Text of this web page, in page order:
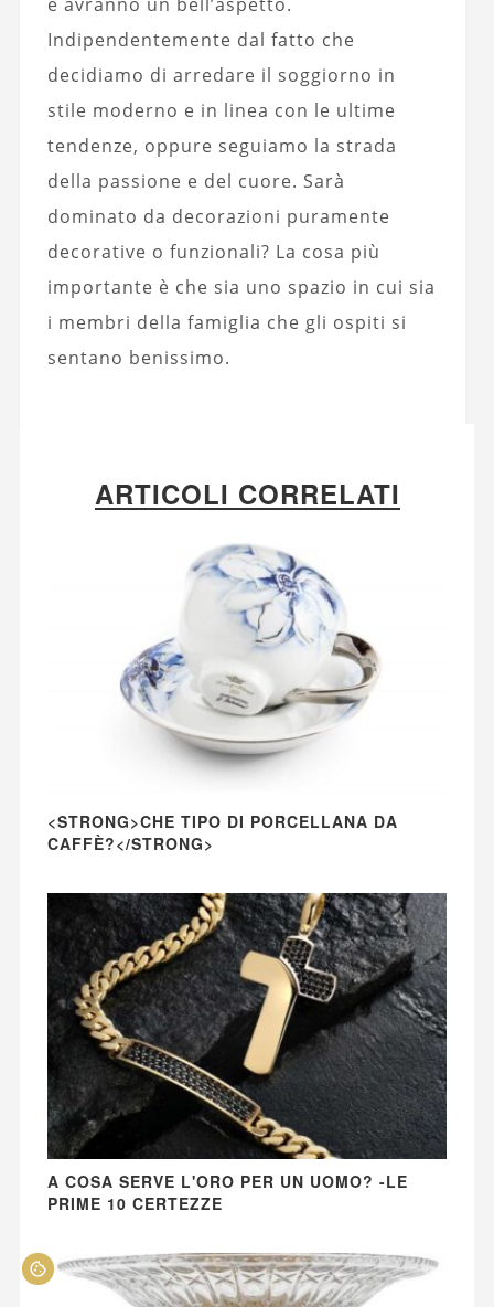
Indipendentemente dal fatto che
decidiamo di arredare il soggiorno in
stile moderno e in linea con le ultime
tendenze, oppure seguiamo la strada
della passione e del cuore. Sarà
dominato da decorazioni puramente
decorative o funzionali? La cosa più
importante è che sia uno spazio in cui sia
i membri della famiglia che gli ospiti si
sentano benissimo.
ARTICOLI CORRELATI
<STRONG>CHE TIPO DI PORCELLANA DA
CAFFÈ?</STRONG>
A COSA SERVE L'ORO PER UN UOMO? -LE
PRIME 10 CERTEZZE